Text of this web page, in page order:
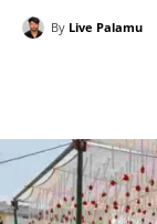
By Live Palamu